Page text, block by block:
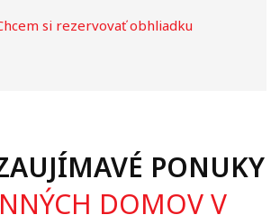
si rezervovať obhliadku
PONUKY
DOMOV V